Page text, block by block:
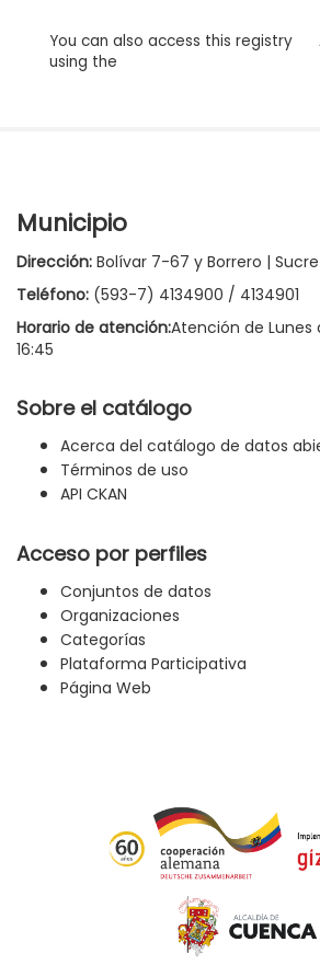
You can also access this registry
using the
Municipio
Dirección: Bolívar 7-67 y Borrero |
Teléfono: (593-7) 4134900 / 4134901
Horario de atención:Atención de Lunes
16:45
Sobre el catálogo
Acerca del catálogo de datos
Términos de uso
API CKAN
Acceso por perfiles
Conjuntos de datos
Organizaciones
Categorías
Plataforma Participativa
Página Web